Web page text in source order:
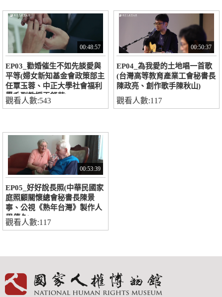
00:48:57
EP03_勸婚催生不如先談愛與
平等(婦女新知基金會政策部主
任覃玉蓉、中正大學社會福利
學系副教授王舒芸)
觀看人數:543
00:50:37
EP04_為我愛的土地唱一首歌
(台灣高等教育產業工會秘書長
陳政亮、創作歌手陳秋山)
觀看人數:117
00:53:39
EP05_好好說長照(中華民國家
庭照顧關懷總會秘書長陳景
寧、公視《熟年台灣》製作人
周傳久)
觀看人數:117